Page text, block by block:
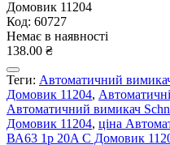
Домовик 11204
Код: 60727
Немає в наявності
138.00 ₴
Теги: Автоматичний
Домовик 11204,
Автоматичний вимикач
Домовик 11204, ціна
ВА63 1р 20A C Домовик